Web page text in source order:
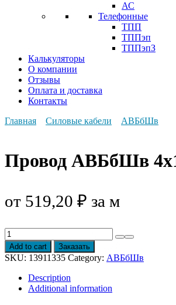
АС
Телефонные
ТПП
ТППэп
ТППэпЗ
Калькуляторы
О компании
Отзывы
Оплата и доставка
Контакты
Главная
Силовые кабели АВБбШв
Провод АВБбШв
от 519,20 ₽ за м
Провод
АВБбШв
4х150
quantity
Add to cart Заказать
SKU: 13911335 Category: АВБбШв
Description
Additional information